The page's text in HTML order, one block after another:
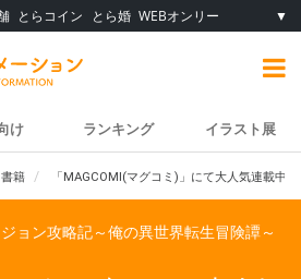
とらコイン とら婚 WEBオンリー ▼
け ランキング イラスト展
書籍 「MAGCOMI(マグコミ)」にて大人気連載中
ョン攻略記～俺の異世界転生冒険譚～